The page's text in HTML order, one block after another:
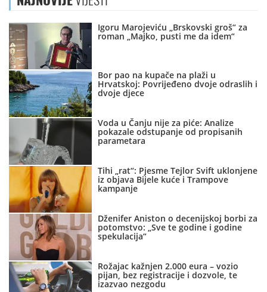
Igoru Marojeviću „Brskovski groš“ za
roman „Majko, pusti me da idem“
Bor pao na kupače na plaži u
Hrvatskoj: Povrijeđeno dvoje odraslih i
dvoje djece
Voda u Čanju nije za piće: Analize
pokazale odstupanje od propisanih
parametara
Tihi „rat“: Pjesme Tejlor Svift uklonjene
iz objava Bijele kuće i Trampove
kampanje
Dženifer Aniston o decenijskoj borbi za
potomstvo: „Sve te godine i godine
spekulacija“
Rožajac kažnjen 2.000 eura – vozio
pijan, bez registracije i dozvole, te
izazvao nezgodu